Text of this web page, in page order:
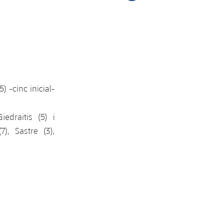
-cinc inicial-
(5) i
Sastre (3),